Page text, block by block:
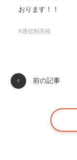
おります！！
通信制高校
前の記事